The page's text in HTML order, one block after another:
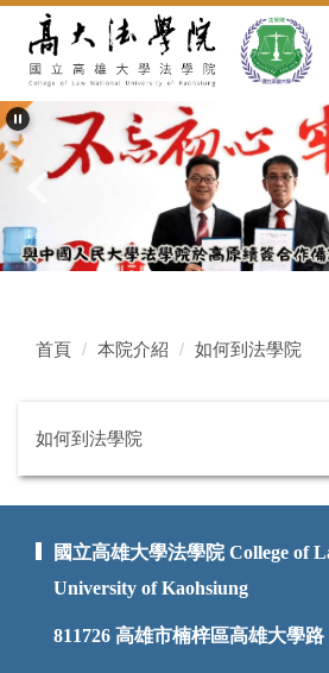
要
內
容
區
首頁 本院介紹 如何到法學院
如何到法學院
國立高雄大學法學院 College of
University of Kaohsiung
811726 高雄市楠梓區高雄大學路